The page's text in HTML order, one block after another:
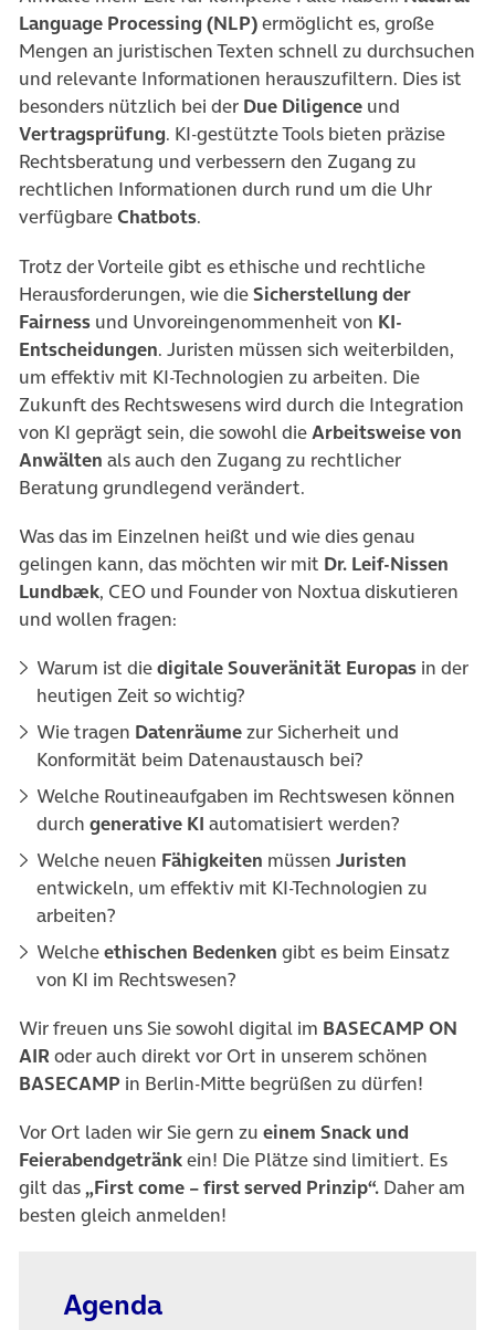
Language Processing (NLP)ermöglicht es, große
Mengen an juristischen Texten schnell zu durchsuchen
und relevante Informationen herauszufiltern. Dies ist
besonders nützlich bei der Due Diligence und
Vertragsprüfung. KI-gestützte Tools bieten präzise
Rechtsberatung und verbessern den Zugang zu
rechtlichen Informationen durch rund um die Uhr
verfügbareChatbots.
Trotz der Vorteile gibt es ethische und rechtliche
Herausforderungen, wie dieSicherstellung der
Fairness und Unvoreingenommenheit von KI-
Entscheidungen. Juristen müssen sich weiterbilden,
um effektiv mit KI-Technologien zu arbeiten. Die
Zukunft des Rechtswesens wird durch die Integration
von KI geprägt sein, die sowohl dieArbeitsweise von
Anwälten als auch den Zugang zu rechtlicher
Beratung grundlegend verändert.
Was das im Einzelnen heißt und wie dies genau
gelingen kann, das möchten wir mit Dr. Leif-Nissen
Lundbæk, CEO und Founder von Noxtua diskutieren
und wollen fragen:
Warum ist diedigitale Souveränität Europas in der
heutigen Zeit so wichtig?
Wie tragen Datenräumezur Sicherheit und
Konformität beim Datenaustausch bei?
Welche Routineaufgaben im Rechtswesen können
durch generative KI automatisiert werden?
Welche neuen Fähigkeiten müssen Juristen
entwickeln, um effektiv mit KI-Technologien zu
arbeiten?
Welcheethischen Bedenken gibt es beim Einsatz
von KI im Rechtswesen?
Wir freuen uns Sie sowohl digital im BASECAMP ON
AIR oder auch direkt vor Ort in unserem schönen
BASECAMP in Berlin-Mitte begrüßen zu dürfen!
Vor Ort laden wir Sie gern zu einem Snack und
Feierabendgetränkein! Die Plätze sind limitiert. Es
gilt das„First come – first served Prinzip“. Daher am
besten gleich anmelden!
Agenda